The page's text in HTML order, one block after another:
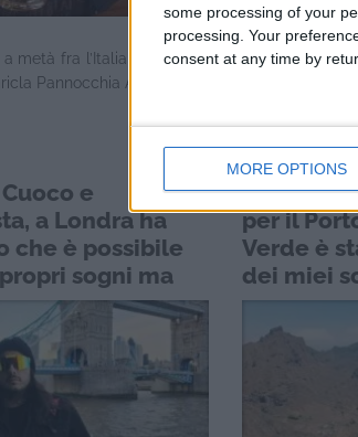
some processing of your
processing. Your
consent at any time by
MORE OPTIONS
a metà fra l’Italia e il Brasile
Pannocchia Andrea, ...
Ludovica:
e
a Londra ha
che è possibile
sogni ma
a lasciarla
Serena:
per il
Verde è
dei miei